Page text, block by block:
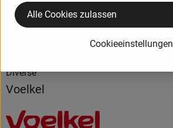
Diverse
Voelkel
Cookieeinstellungen
Alle Cookies zulassen